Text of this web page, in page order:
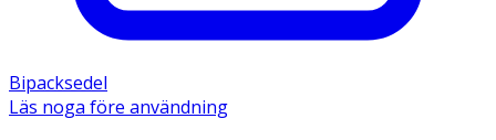
Bipacksedel
Läs noga före användning